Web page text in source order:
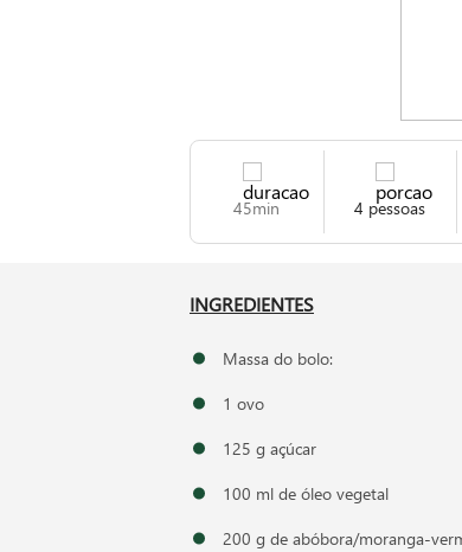
45min 4 pessoas
INGREDIENTES
Massa do bolo:
1 ovo
125 g açúcar
100 ml de óleo vegetal
200 g de abóbora/moranga-